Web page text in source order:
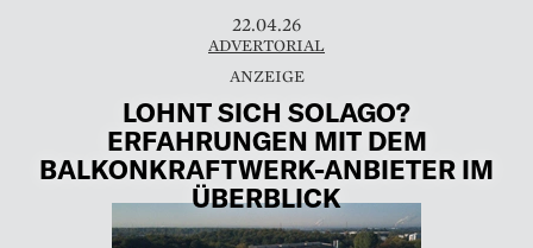
22.04.26
ADVERTORIAL
LOHNT SICH SOLAGO?
ERFAHRUNGEN MIT DEM
BALKONKRAFTWERK-ANBIETER IM
ÜBERBLICK